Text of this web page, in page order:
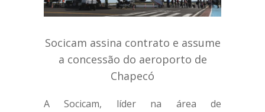
Socicam assina contrato e assume
a concessão do aeroporto de
Chapecó
A Socicam, líder na área de